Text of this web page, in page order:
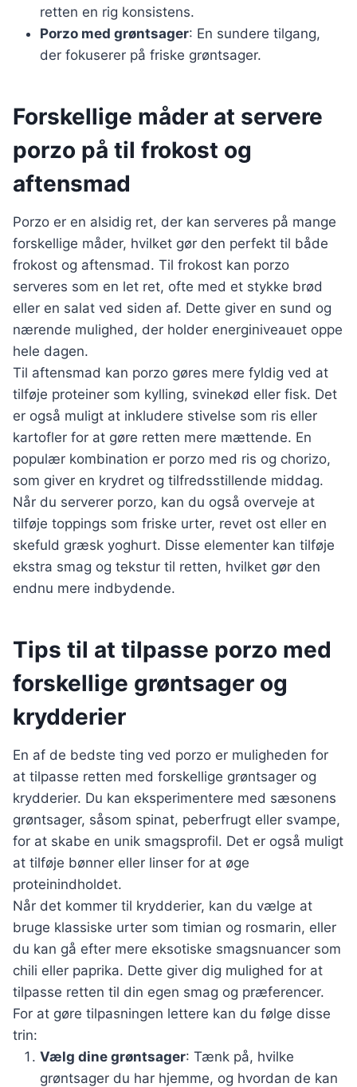
retten en rig konsistens.
Porzo med grøntsager: En sundere tilgang,
der fokuserer på friske grøntsager.
Forskellige måder at servere
porzo på til frokost og
aftensmad
Porzo er en alsidig ret, der kan serveres på mange
forskellige måder, hvilket gør den perfekt til både
frokost og aftensmad. Til frokost kan porzo
serveres som en let ret, ofte med et stykke brød
eller en salat ved siden af. Dette giver en sund og
nærende mulighed, der holder energiniveauet oppe
hele dagen.
Til aftensmad kan porzo gøres mere fyldig ved at
tilføje proteiner som kylling, svinekød eller fisk. Det
er også muligt at inkludere stivelse som ris eller
kartofler for at gøre retten mere mættende. En
populær kombination er porzo med ris og chorizo,
som giver en krydret og tilfredsstillende middag.
Når du serverer porzo, kan du også overveje at
tilføje toppings som friske urter, revet ost eller en
skefuld græsk yoghurt. Disse elementer kan tilføje
ekstra smag og tekstur til retten, hvilket gør den
endnu mere indbydende.
Tips til at tilpasse porzo med
forskellige grøntsager og
krydderier
En af de bedste ting ved porzo er muligheden for
at tilpasse retten med forskellige grøntsager og
krydderier. Du kan eksperimentere med sæsonens
grøntsager, såsom spinat, peberfrugt eller svampe,
for at skabe en unik smagsprofil. Det er også muligt
at tilføje bønner eller linser for at øge
proteinindholdet.
Når det kommer til krydderier, kan du vælge at
bruge klassiske urter som timian og rosmarin, eller
du kan gå efter mere eksotiske smagsnuancer som
chili eller paprika. Dette giver dig mulighed for at
tilpasse retten til din egen smag og præferencer.
For at gøre tilpasningen lettere kan du følge disse
trin:
Vælg dine grøntsager: Tænk på, hvilke
grøntsager du har hjemme, og hvordan de kan